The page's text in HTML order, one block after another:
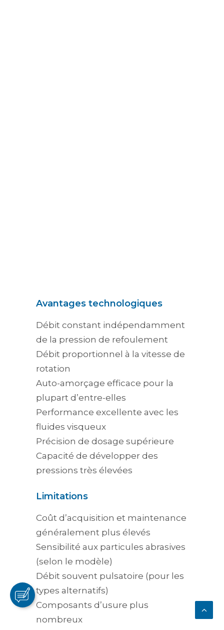
Avantages technologiques
Débit constant indépendamment
de la pression de refoulement
Débit proportionnel à la vitesse de
rotation
Auto-amorçage efficace pour la
plupart d’entre-elles
Performance excellente avec les
fluides visqueux
Précision de dosage supérieure
Capacité de développer des
pressions très élevées
Limitations
Coût d’acquisition et maintenance
généralement plus élevés
Sensibilité aux particules abrasives
(selon le modèle)
Débit souvent pulsatoire (pour les
types alternatifs)
Composants d’usure plus
nombreux